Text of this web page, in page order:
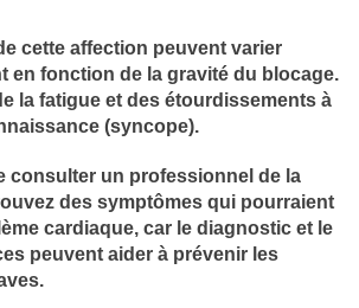
cette affection peuvent varier
en fonction de la gravité du blocage.
la fatigue et des étourdissements à
(syncope).
consulter un professionnel de la
des symptômes qui pourraient
cardiaque, car le diagnostic et le
peuvent aider à prévenir les